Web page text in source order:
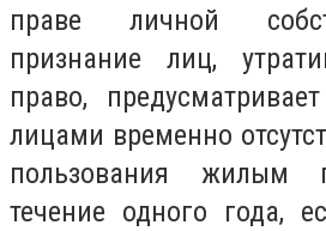
праве личной
признание лиц,
право,
лицами временно
пользования жилым
течение одного года,